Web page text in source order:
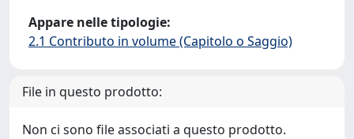
Appare nelle tipologie:
2.1 Contributo in volume (Capitolo o Saggio)
File in questo prodotto:
Non ci sono file associati a questo prodotto.